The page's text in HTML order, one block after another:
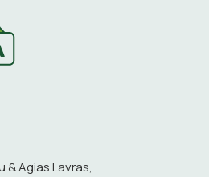
Agias Lavras,